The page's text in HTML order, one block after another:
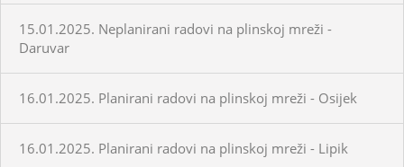
15.01.2025. Neplanirani radovi na plinskoj mreži -
Daruvar
16.01.2025. Planirani radovi na plinskoj mreži - Osijek
16.01.2025. Planirani radovi na plinskoj mreži - Lipik